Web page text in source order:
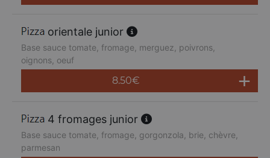
orientale junior
Base sauce tomate, fromage, merguez, poivrons,
oignons, oeuf
8.50€
4 fromages junior
Base sauce tomate, fromage, gorgonzola, brie, chèvre,
parmesan